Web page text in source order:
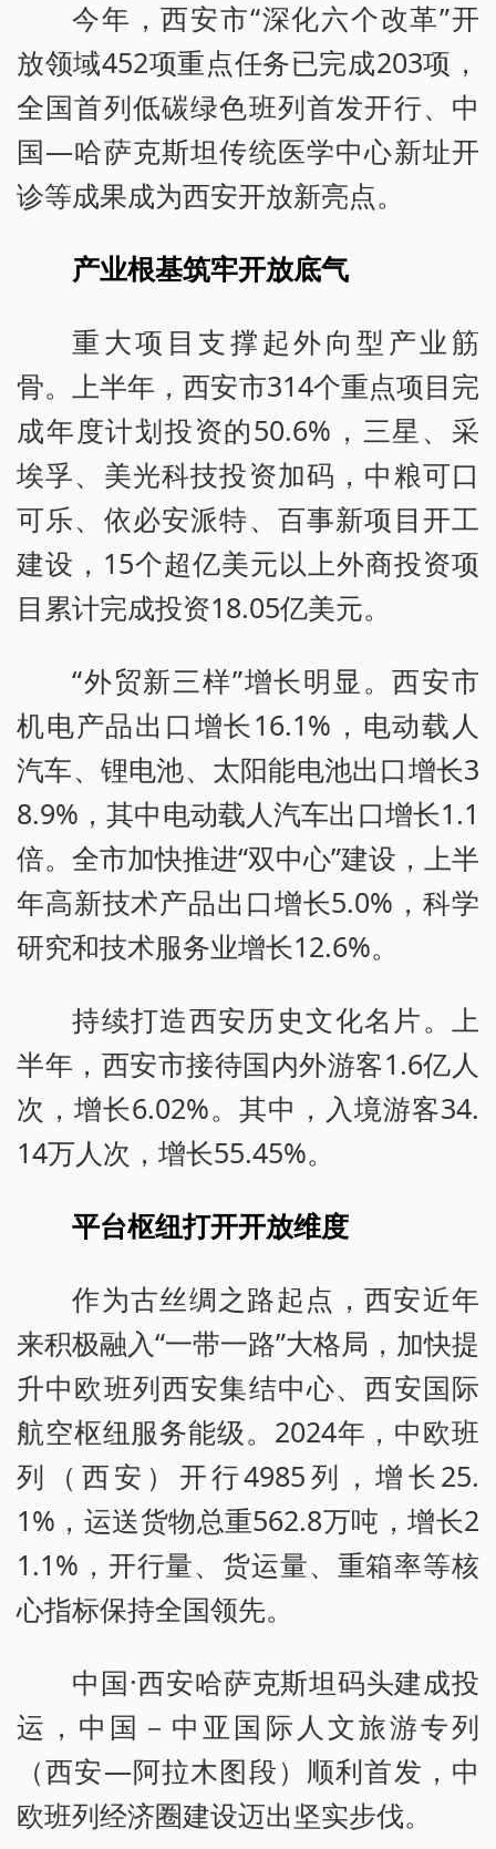
今年，西安市“深化六个改革”开
放领域452项重点任务已完成203项，
全国首列低碳绿色班列首发开行、中
国—哈萨克斯坦传统医学中心新址开
诊等成果成为西安开放新亮点。
产业根基筑牢开放底气
重大项目支撑起外向型产业筋
骨。上半年，西安市314个重点项目完
成年度计划投资的50.6%，三星、采
埃孚、美光科技投资加码，中粮可口
可乐、依必安派特、百事新项目开工
建设，15个超亿美元以上外商投资项
目累计完成投资18.05亿美元。
“外贸新三样”增长明显。西安市
机电产品出口增长16.1%，电动载人
汽车、锂电池、太阳能电池出口增长3
8.9%，其中电动载人汽车出口增长1.1
倍。全市加快推进“双中心”建设，上半
年高新技术产品出口增长5.0%，科学
研究和技术服务业增长12.6%。
持续打造西安历史文化名片。上
半年，西安市接待国内外游客1.6亿人
次，增长6.02%。其中，入境游客34.
14万人次，增长55.45%。
平台枢纽打开开放维度
作为古丝绸之路起点，西安近年
来积极融入“一带一路”大格局，加快提
升中欧班列西安集结中心、西安国际
航空枢纽服务能级。2024年，中欧班
列（西安）开行4985列，增长25.
1%，运送货物总重562.8万吨，增长2
1.1%，开行量、货运量、重箱率等核
心指标保持全国领先。
中国·西安哈萨克斯坦码头建成投
运，中国－中亚国际人文旅游专列
（西安—阿拉木图段）顺利首发，中
欧班列经济圈建设迈出坚实步伐。